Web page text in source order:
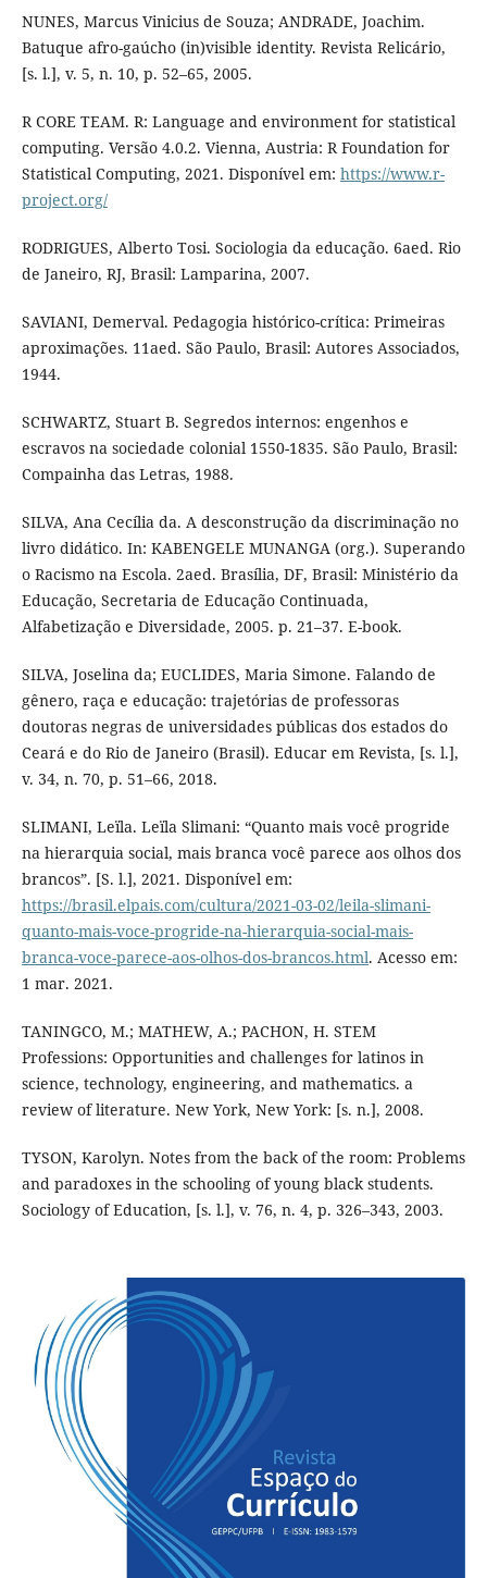
NUNES, Marcus Vinicius de Souza; ANDRADE, Joachim.
Batuque afro-gaúcho (in)visible identity. Revista Relicário,
[s. l.], v. 5, n. 10, p. 52–65, 2005.
R CORE TEAM. R: Language and environment for statistical
computing. Versão 4.0.2. Vienna, Austria: R Foundation for
Statistical Computing, 2021. Disponível em: https://www.r-
project.org/
RODRIGUES, Alberto Tosi. Sociologia da educação. 6aed. Rio
de Janeiro, RJ, Brasil: Lamparina, 2007.
SAVIANI, Demerval. Pedagogia histórico-crítica: Primeiras
aproximações. 11aed. São Paulo, Brasil: Autores Associados,
1944.
SCHWARTZ, Stuart B. Segredos internos: engenhos e
escravos na sociedade colonial 1550-1835. São Paulo, Brasil:
Compainha das Letras, 1988.
SILVA, Ana Cecília da. A desconstrução da discriminação no
livro didático. In: KABENGELE MUNANGA (org.). Superando
o Racismo na Escola. 2aed. Brasília, DF, Brasil: Ministério da
Educação, Secretaria de Educação Continuada,
Alfabetização e Diversidade, 2005. p. 21–37. E-book.
SILVA, Joselina da; EUCLIDES, Maria Simone. Falando de
gênero, raça e educação: trajetórias de professoras
doutoras negras de universidades públicas dos estados do
Ceará e do Rio de Janeiro (Brasil). Educar em Revista, [s. l.],
v. 34, n. 70, p. 51–66, 2018.
SLIMANI, Leïla. Leïla Slimani: “Quanto mais você progride
na hierarquia social, mais branca você parece aos olhos dos
brancos”. [S. l.], 2021. Disponível em:
https://brasil.elpais.com/cultura/2021-03-02/leila-slimani-
quanto-mais-voce-progride-na-hierarquia-social-mais-
branca-voce-parece-aos-olhos-dos-brancos.html. Acesso em:
1 mar. 2021.
TANINGCO, M.; MATHEW, A.; PACHON, H. STEM
Professions: Opportunities and challenges for latinos in
science, technology, engineering, and mathematics. a
review of literature. New York, New York: [s. n.], 2008.
TYSON, Karolyn. Notes from the back of the room: Problems
and paradoxes in the schooling of young black students.
Sociology of Education, [s. l.], v. 76, n. 4, p. 326–343, 2003.